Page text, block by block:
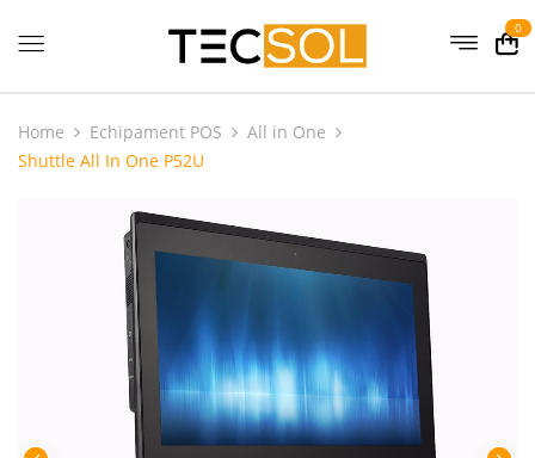
0
Home Echipament POS
All in One
Shuttle All In One P52U